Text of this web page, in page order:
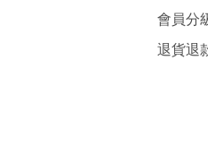
會員分
退貨退